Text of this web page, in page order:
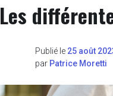
Les
Publié le 25 août
par Patrice Moretti